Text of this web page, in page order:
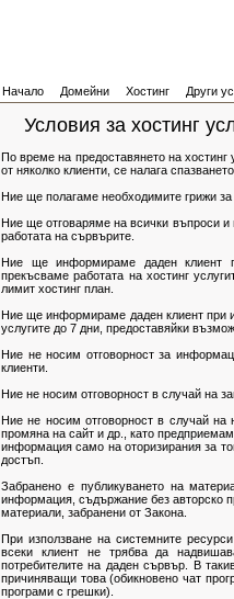
Начало Домейни Хостинг Други
Условия за хостинг
По време на предоставянето на
от няколко клиенти, се налага
Ние ще полагаме необходимите грижи
Ние ще отговаряме на всички въпроси
работата на сървърите.
Ние ще информираме даден клиент
прекъсваме работата на хостинг
лимит хостинг план.
Ние ще информираме даден клиент при
услугите до 7 дни, предоставяйки
Ние не носим отговорност за
клиенти.
Ние не носим отговорност в случай на
Ние не носим отговорност в случай на
промяна на сайт и др., като
информация само на оторизирания за
достъп.
Забранено е публикуването на
информация, съдържание без авторско
материали, забранени от Закона.
При използване на системните
всеки клиент не трябва да
потребителите на даден сървър. В
причиняващи това (обикновено чат
програми с грешки).